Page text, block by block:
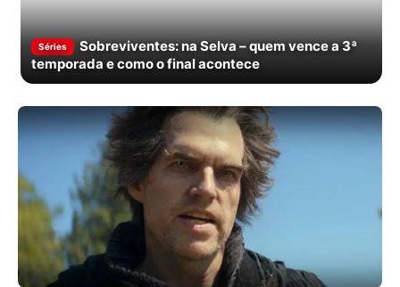
Séries
Sobreviventes: na Selva – quem vence a 3ª
temporada e como o final acontece